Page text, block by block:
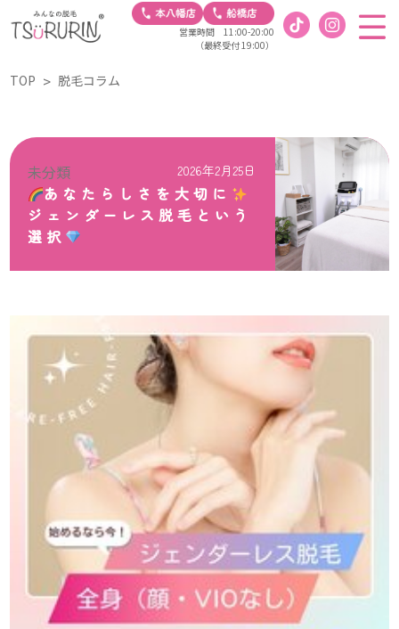
営業時間 11:00-20:00
（最終受付 19:00）
TOP 脱毛コラム
未分類 2026年2月25日
あなたらしさを大切に
ジェンダーレス脱毛という
選択